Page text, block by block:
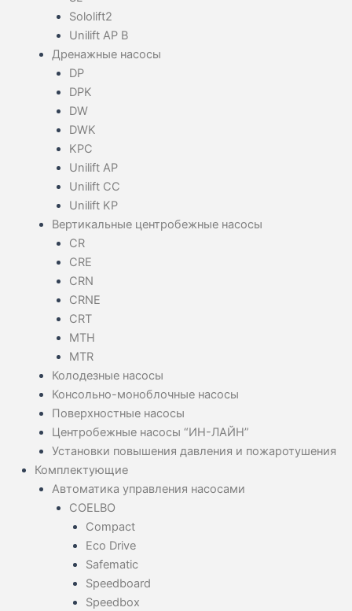
Sololift2
Unilift AP B
Дренажные насосы
DP
DPK
DW
DWK
KPC
Unilift AP
Unilift CC
Unilift KP
Вертикальные центробежные насосы
CR
CRE
CRN
CRNE
CRT
MTH
MTR
Колодезные насосы
Консольно-моноблочные насосы
Поверхностные насосы
Центробежные насосы “ИН-ЛАЙН”
Установки повышения давления и пожаротушения
Комплектующие
Автоматика управления насосами
COELBO
Compact
Eco Drive
Safematic
Speedboard
Speedbox